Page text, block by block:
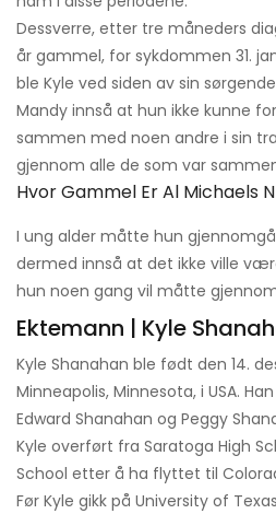
Dessverre, etter tre måneders
år gammel, for sykdommen 31.
ble Kyle ved siden av sin
Mandy innså at hun ikke kunne
sammen med noen andre i sin
gjennom alle de som var
Hvor Gammel Er Al Michaels
I ung alder måtte hun
dermed innså at det ikke ville
hun noen gang vil måtte
Ektemann | Kyle
Kyle Shanahan ble født den 14.
Minneapolis, Minnesota, i USA.
Edward Shanahan og Peggy
Kyle overført fra Saratoga High
School etter å ha flyttet til
Før Kyle gikk på University of